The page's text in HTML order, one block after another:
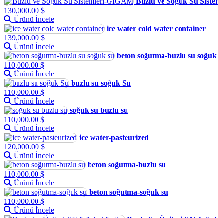
130,000.00 $
Ürünü İncele
ice water cold water container
139,000.00 $
Ürünü İncele
beton soğutma-buzlu su soğuk
110,000.00 $
Ürünü İncele
buzlu su soğuk Su
110,000.00 $
Ürünü İncele
soğuk su buzlu su
110,000.00 $
Ürünü İncele
ice water-pasteurized
120,000.00 $
Ürünü İncele
beton soğutma-buzlu su
110,000.00 $
Ürünü İncele
beton soğutma-soğuk su
110,000.00 $
Ürünü İncele